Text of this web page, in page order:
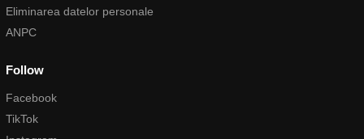
Eliminarea datelor personale
ANPC
Follow
Facebook
TikTok